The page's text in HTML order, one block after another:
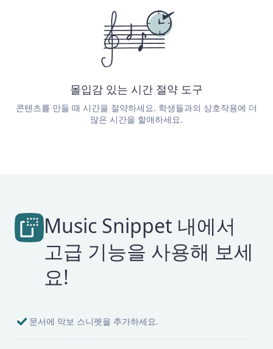
몰입감 있는 시간 절약 도구
콘텐츠를 만들 때 시간을 절약하세요. 학생들과의 상호작용에 더
많은 시간을 할애하세요.
Music Snippet 내에서
고급 기능을 사용해 보세
요!
문서에 악보 스니펫을 추가하세요.